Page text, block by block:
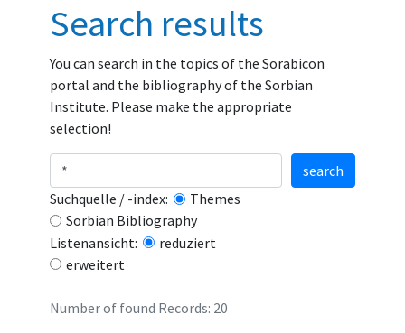
Search results
You can search in the topics of the Sorabicon
portal and the bibliography of the Sorbian
Institute. Please make the appropriate
selection!
Suchquelle / -index:
Themes
Sorbian Bibliography
Listenansicht:
reduziert
erweitert
search
Number of found Records: 20